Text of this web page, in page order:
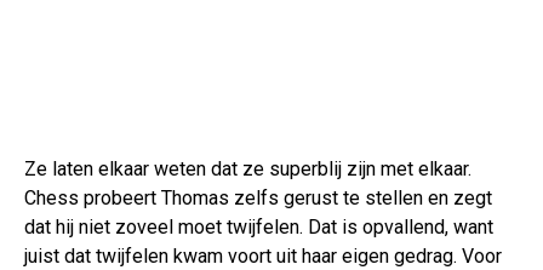
Ze laten elkaar weten dat ze superblij zijn met elkaar.
Chess probeert Thomas zelfs gerust te stellen en zegt
dat hij niet zoveel moet twijfelen. Dat is opvallend, want
juist dat twijfelen kwam voort uit haar eigen gedrag. Voor